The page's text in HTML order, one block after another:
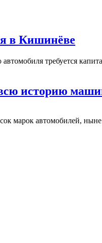
в Кишинёве
требуется
историю
марок автомобилей,